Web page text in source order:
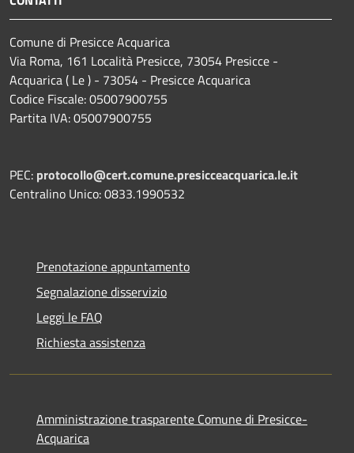
Comune di Presicce Acquarica
Via Roma, 161 Località Presicce, 73054 Presicce -
Acquarica ( Le ) - 73054 - Presicce Acquarica
Codice Fiscale: 05007900755
Partita IVA: 05007900755
PEC: protocollo@cert.comune.presicceacquarica.le.it
Centralino Unico: 0833.1990532
Prenotazione appuntamento
Segnalazione disservizio
Leggi le FAQ
Richiesta assistenza
Amministrazione trasparente Comune di Presicce-
Acquarica